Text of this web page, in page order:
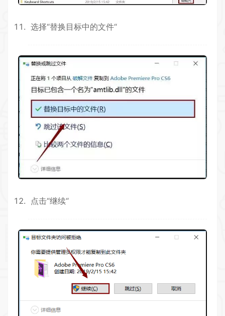
选择“替换目标中的文件“
点击“继续“